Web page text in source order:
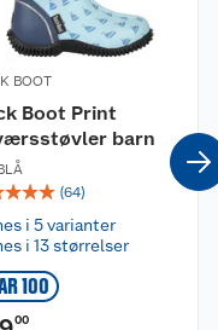
BOOT
Boot Print
barn
☆☆☆ (64)
i 5 varianter
i 13 størrelser
100
00